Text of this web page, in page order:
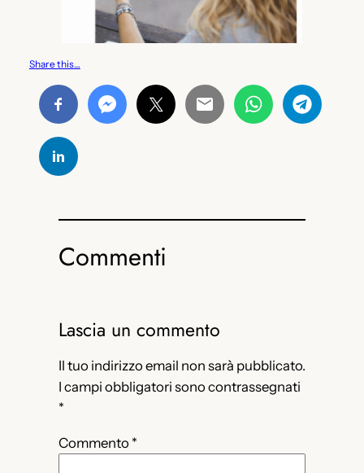
Share this…
Commenti
Lascia un commento
Il tuo indirizzo email non sarà pubblicato.
I campi obbligatori sono contrassegnati
*
Commento *